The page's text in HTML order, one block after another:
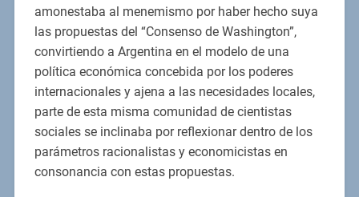
amonestaba al menemismo por haber hecho suya
las propuestas del “Consenso de Washington”,
convirtiendo a Argentina en el modelo de una
política económica concebida por los poderes
internacionales y ajena a las necesidades locales,
parte de esta misma comunidad de cientistas
sociales se inclinaba por reflexionar dentro de los
parámetros racionalistas y economicistas en
consonancia con estas propuestas.